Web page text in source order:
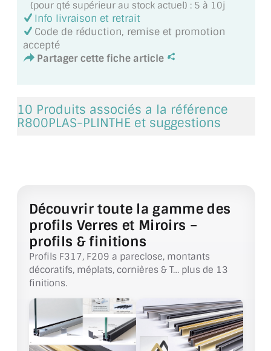
MIROIR POUR SALLE DE SPORT
MIROIR POUR SALLE DE DANSE
MIROIR ENCADRÉ
VERRE SUR MESURE
VERRE FEUILLETÉ
VERRE ANTI-REFLET
VERRE LAQUÉ/CRÉDENCE
VERRE FEUILLETÉ/TREMPÉ
DALLE DE SOL EN VERRE
(pour qté supérieur au stock actuel) : 5 à 10j
Info livraison et retrait
Code de réduction, remise et promotion
accepté
Partager cette fiche article
10 Produits associés a la référence
R800PLAS-PLINTHE et suggestions
Découvrir toute la gamme des
profils Verres et Miroirs –
profils & finitions
Profils F317, F209 a pareclose, montants
décoratifs, méplats, cornières & T… plus de 13
finitions.